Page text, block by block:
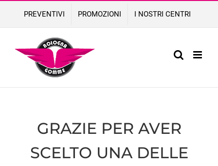
content
PREVENTIVI PROMOZIONI I NOSTRI CENTRI
GRAZIE PER AVER
SCELTO UNA DELLE